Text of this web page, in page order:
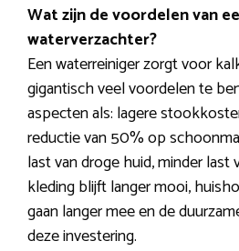
Wat zijn de voordelen van
waterverzachter?
Een waterreiniger zorgt voor
gigantisch veel voordelen te
aspecten als: lagere
reductie van 50% op
last van droge huid, minder last
kleding blijft langer mooi,
gaan langer mee en de
deze investering.